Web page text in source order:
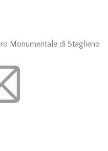
Monumentale di Staglieno